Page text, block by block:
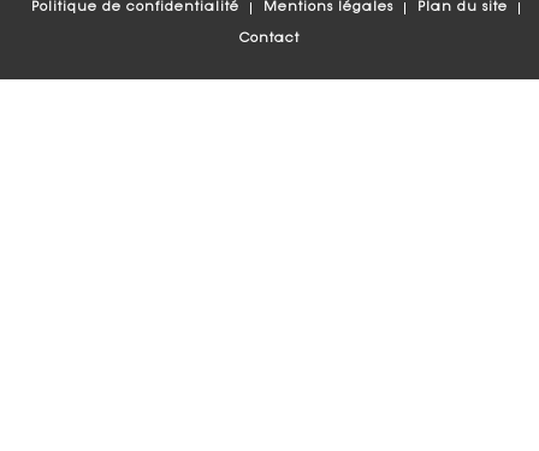
Politique de confidentialité Mentions légales Plan du site
Contact